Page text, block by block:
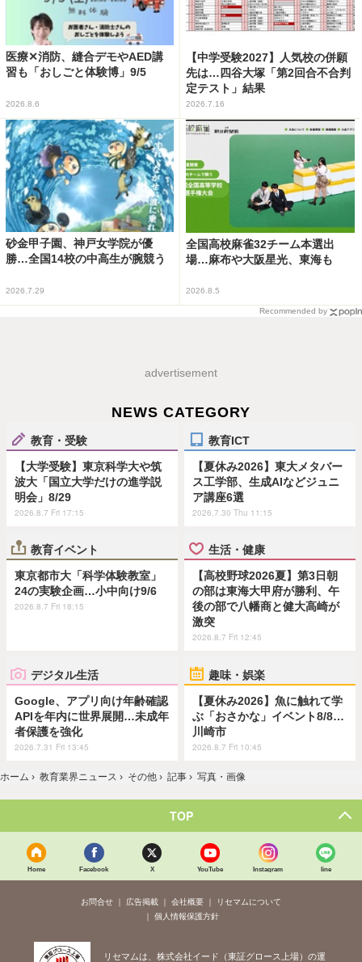
医療✕消防、縫合デモやAED講
習も「おしごと体験博」9/5
2026.8.6
【中学受験2027】人気校の併願
先は…四谷大塚「第2回合不合判
定テスト」結果
2026.7.16
砂金甲子園、神戸女学院が優
勝…全国14校の中高生が腕競う
2026.7.29
全国高校麻雀32チーム本選出
場…麻布や大阪星光、東海も
2026.8.5
Recommended by
advertisement
NEWS CATEGORY
教育・受験
【大学受験】東京科学大や筑
波大「国立大学だけの進学説
明会」8/29
2026.8.7 Fri 17:15
教育ICT
【夏休み2026】東大メタバー
ス工学部、生成AIなどジュニ
ア講座6選
2026.7.30 Thu 11:15
教育イベント
東京都市大「科学体験教室」
24の実験企画…小中向け9/6
2026.8.7 Fri 18:15
生活・健康
【高校野球2026夏】第3日朝
の部は東海大甲府が勝利、午
後の部で八幡商と健大高崎が
激突
2026.8.7 Fri 12:45
デジタル生活
Google、アプリ向け年齢確認
APIを年内に世界展開…未成年
者保護を強化
2026.7.31 Fri 13:45
趣味・娯楽
【夏休み2026】魚に触れて学
ぶ「おさかな」イベント8/8…
川崎市
2026.8.7 Fri 10:45
ホーム › 教育業界ニュース › その他 › 記事 › 写真・画像
TOP
Home Facebook X YouTube Instagram line
お問合せ 広告掲載 会社概要
リセマムについて
個人情報保護方針
リセマムは、株式会社イード（東証グロース上場）の運